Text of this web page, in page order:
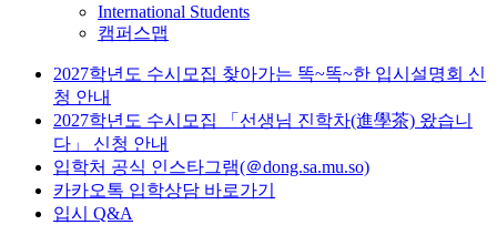
International Students
캠퍼스맵
2027학년도 수시모집 찾아가는 똑~똑~한 입시설명회 신
청 안내
2027학년도 수시모집 「선생님 진학차(進學茶) 왔습니
다」 신청 안내
입학처 공식 인스타그램(＠dong.sa.mu.so)
카카오톡 입학상담 바로가기
입시 Q&A